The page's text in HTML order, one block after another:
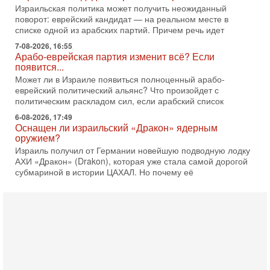
Израильская политика может получить неожиданный
поворот: еврейский кандидат — на реальном месте в
списке одной из арабских партий. Причем речь идет
7-08-2026, 16:55
Арабо-еврейская партия изменит всё? Если
появится...
Может ли в Израиле появиться полноценный арабо-
еврейский политический альянс? Что произойдет с
политическим раскладом сил, если арабский список
6-08-2026, 17:49
Оснащен ли израильский «Дракон» ядерным
оружием?
Израиль получил от Германии новейшую подводную лодку
АХИ «Дракон» (Drakon), которая уже стала самой дорогой
субмариной в истории ЦАХАЛ. Но почему её